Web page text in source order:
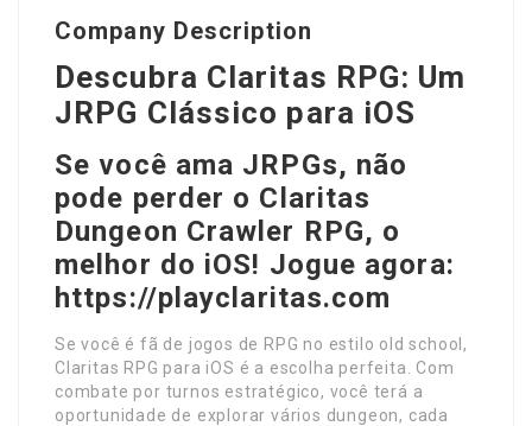
Company Description
Descubra Claritas RPG: Um
JRPG Clássico para iOS
Se você ama JRPGs, não
pode perder o Claritas
Dungeon Crawler RPG, o
melhor do iOS! Jogue agora:
https://playclaritas.com
Se você é fã de jogos de RPG no estilo old school,
Claritas RPG para iOS é a escolha perfeita. Com
combate por turnos estratégico, você terá a
oportunidade de explorar vários dungeon, cada